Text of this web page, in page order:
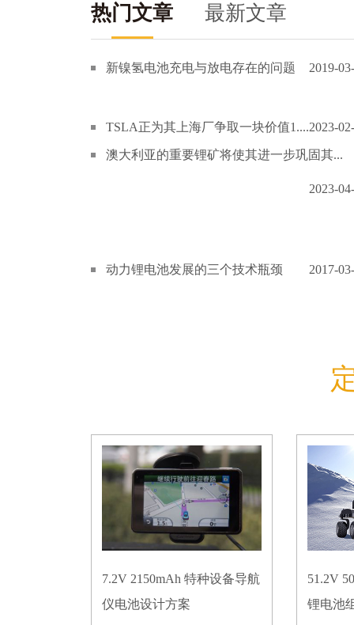
热门文章 最新文章
新镍氢电池充电与放电存在的问题 2019-
TSLA正为其上海厂争取一块价值1....2023-
澳大利亚的重要锂矿将使其进一步巩固其...
2023-
动力锂电池发展的三个技术瓶颈 2017-
7.2V 2150mAh 特种设备导航
仪电池设计方案
51.2V
锂电池